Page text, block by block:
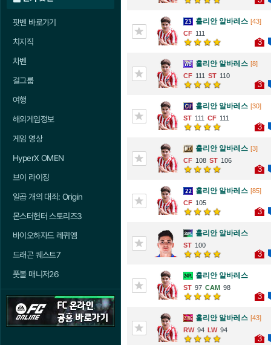
팟벤 바로가기
치지직
차벤
걸그룹
여행
해외게임정보
게임 영상
HyperX OMEN
브이 라이징
일곱 개의 대죄: Origin
몬스터헌터 스토리즈3
바이오하자드 레퀴엠
드래곤 퀘스트7
풋볼 매니저26
훌리안 알바레스 [43]
111
3
훌리안 알바레스 [8]
111
110
3
훌리안 알바레스 [30]
111
111
3
훌리안 알바레스 [3]
108
106
3
훌리안 알바레스 [85]
105
3
훌리안 알바레스
100
3
훌리안 알바레스
97 98
3
훌리안 알바레스 [43]
94
94
3